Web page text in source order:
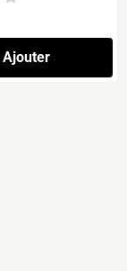
Ajouter